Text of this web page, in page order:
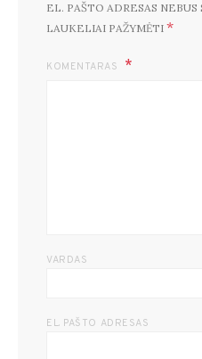
EL. PAŠTO ADRESAS NEBUS
LAUKELIAI PAŽYMĖTI *
KOMENTARAS
VARDAS
EL. PAŠTO ADRESAS